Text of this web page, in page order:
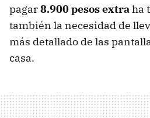
pagar8.900 pesos extraha
también la necesidad de
más detallado de las
casa.